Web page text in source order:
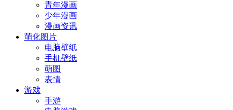
青年漫画
少年漫画
漫画资讯
萌化图片
电脑壁纸
手机壁纸
萌图
表情
游戏
手游